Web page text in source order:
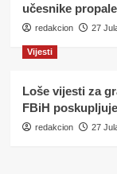
učesnike
redakcion 27
Vijesti
Loše vijesti za
FBiH
redakcion 27